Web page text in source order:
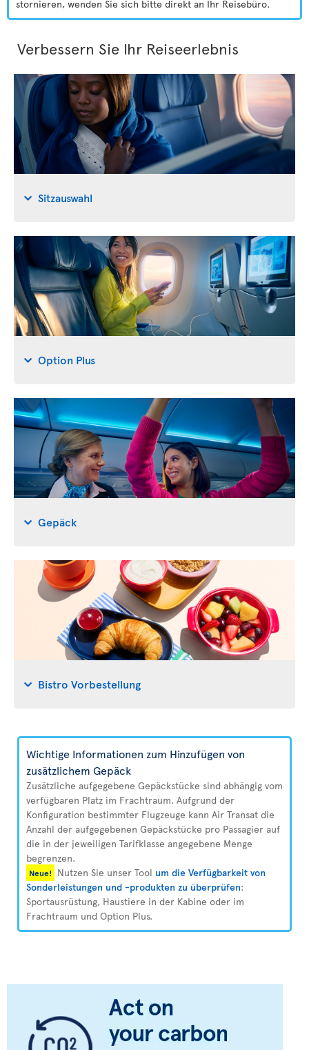
stornieren, wenden Sie sich bitte direkt an Ihr Reisebüro.
Verbessern Sie Ihr Reiseerlebnis
Sitzauswahl
Option Plus
Gepäck
Bistro Vorbestellung
Wichtige Informationen zum Hinzufügen von
zusätzlichem Gepäck
Zusätzliche aufgegebene Gepäckstücke sind abhängig vom
verfügbaren Platz im Frachtraum. Aufgrund der
Konfiguration bestimmter Flugzeuge kann Air Transat die
Anzahl der aufgegebenen Gepäckstücke pro Passagier auf
die in der jeweiligen Tarifklasse angegebene Menge
begrenzen.
Neue! Nutzen Sie unser Tool um die Verfügbarkeit von
Sonderleistungen und -produkten zu überprüfen:
Sportausrüstung, Haustiere in der Kabine oder im
Frachtraum und Option Plus.